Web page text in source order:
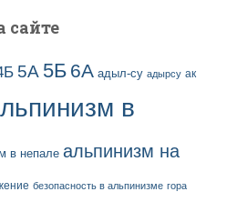
сайте
5А 5Б 6А адыл-су адырсу ак
в
в непале альпинизм на
безопасность в альпинизме гора